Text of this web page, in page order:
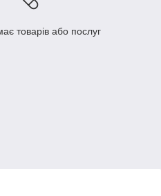
товарів або послуг